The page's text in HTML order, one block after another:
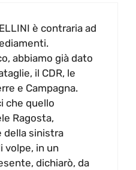
è contraria ad
abbiamo già dato
il CDR, le
e Campagna.
che quello
Ragosta,
della sinistra
volpe, in un
dichiarò, da